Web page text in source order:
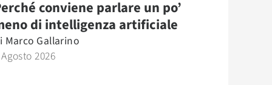
conviene parlare un po’
di intelligenza artificiale
Marco Gallarino
2026